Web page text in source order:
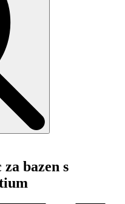
bazen s